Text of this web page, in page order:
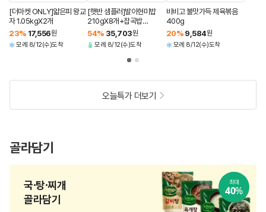
[더마켓 ONLY]얇은피 왕교
자 1.05kgX2개
23% 17,556원
모레 8/12(수)도착
[햇반 샘플러]발아현미밥
210gX8개+잡곡밥
210gX8개+찰잡곡밥
210gX8개+흑미밥
210gX8개(총32개)
54% 35,703원
모레 8/12(수)도착
비비고 불맛가득 제육볶음
400g
20% 9,584원
모레 8/12(수)도착
오늘특가 더보기
골라담기
최대
40%
국·탕·찌개
골라담기